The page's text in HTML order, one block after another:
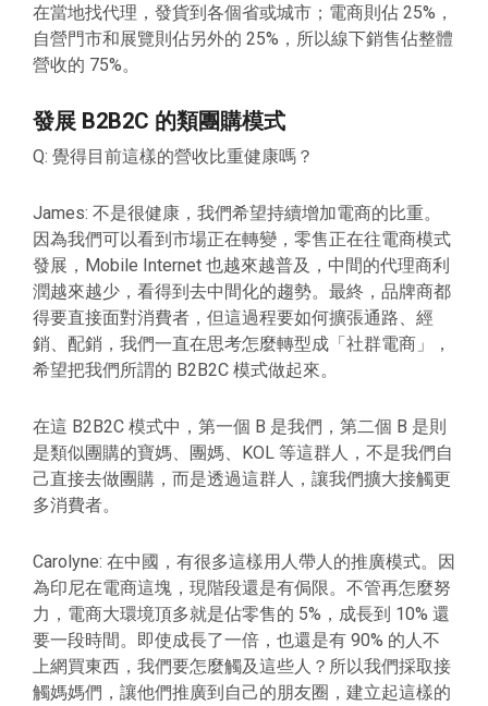
在當地找代理，發貨到各個省或城市；電商則佔 25%，
自營門市和展覽則佔另外的 25%，所以線下銷售佔整體
營收的 75%。
發展 B2B2C 的類團購模式
Q: 覺得目前這樣的營收比重健康嗎？
James: 不是很健康，我們希望持續增加電商的比重。
因為我們可以看到市場正在轉變，零售正在往電商模式
發展，Mobile Internet 也越來越普及，中間的代理商利
潤越來越少，看得到去中間化的趨勢。最終，品牌商都
得要直接面對消費者，但這過程要如何擴張通路、經
銷、配銷，我們一直在思考怎麼轉型成「社群電商」，
希望把我們所謂的 B2B2C 模式做起來。
在這 B2B2C 模式中，第一個 B 是我們，第二個 B 是則
是類似團購的寶媽、團媽、KOL 等這群人，不是我們自
己直接去做團購，而是透過這群人，讓我們擴大接觸更
多消費者。
Carolyne: 在中國，有很多這樣用人帶人的推廣模式。因
為印尼在電商這塊，現階段還是有侷限。不管再怎麼努
力，電商大環境頂多就是佔零售的 5%，成長到 10% 還
要一段時間。即使成長了一倍，也還是有 90% 的人不
上網買東西，我們要怎麼觸及這些人？所以我們採取接
觸媽媽們，讓他們推廣到自己的朋友圈，建立起這樣的